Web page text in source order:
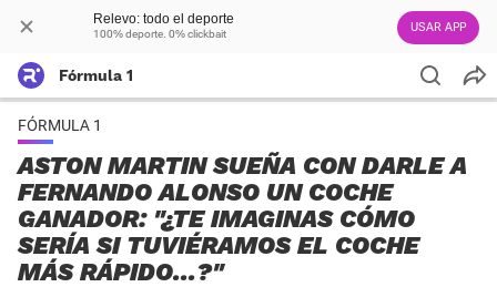
Relevo: todo el deporte
100% deporte. 0% clickbait USAR APP
Fórmula 1
FÓRMULA 1
ASTON MARTIN SUEÑA CON DARLE A
FERNANDO ALONSO UN COCHE
GANADOR: "¿TE IMAGINAS CÓMO
SERÍA SI TUVIÉRAMOS EL COCHE
MÁS RÁPIDO...?"